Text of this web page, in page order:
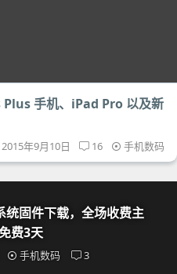
手机、iPad Pro 以及新
2015年9月10日 16 手机数码
固件下载，全场收费主
费3天
手机数码 3